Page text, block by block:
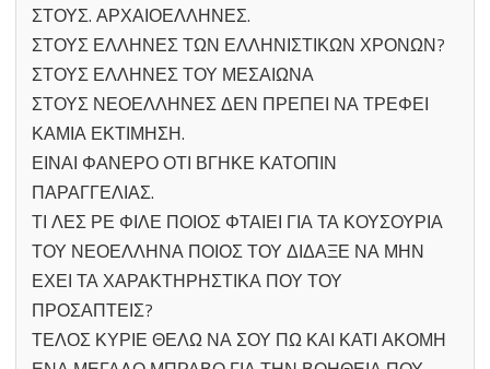
ΣΤΟΥΣ. ΑΡΧΑΙΟΕΛΛΗΝΕΣ.
ΣΤΟΥΣ ΕΛΛΗΝΕΣ ΤΩΝ ΕΛΛΗΝΙΣΤΙΚΩΝ ΧΡΟΝΩΝ?
ΣΤΟΥΣ ΕΛΛΗΝΕΣ ΤΟΥ ΜΕΣΑΙΩΝΑ
ΣΤΟΥΣ ΝΕΟΕΛΛΗΝΕΣ ΔΕΝ ΠΡΕΠΕΙ ΝΑ ΤΡΕΦΕΙ
ΚΑΜΙΑ ΕΚΤΙΜΗΣΗ.
ΕΙΝΑΙ ΦΑΝΕΡΟ ΟΤΙ ΒΓΗΚΕ ΚΑΤΟΠΙΝ
ΠΑΡΑΓΓΕΛΙΑΣ.
ΤΙ ΛΕΣ ΡΕ ΦΙΛΕ ΠΟΙΟΣ ΦΤΑΙΕΙ ΓΙΑ ΤΑ ΚΟΥΣΟΥΡΙΑ
ΤΟΥ ΝΕΟΕΛΛΗΝΑ ΠΟΙΟΣ ΤΟΥ ΔΙΔΑΞΕ ΝΑ ΜΗΝ
ΕΧΕΙ ΤΑ ΧΑΡΑΚΤΗΡΗΣΤΙΚΑ ΠΟΥ ΤΟΥ
ΠΡΟΣΑΠΤΕΙΣ?
ΤΕΛΟΣ ΚΥΡΙΕ ΘΕΛΩ ΝΑ ΣΟΥ ΠΩ ΚΑΙ ΚΑΤΙ ΑΚΟΜΗ